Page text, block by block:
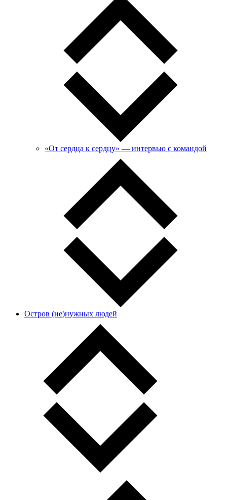
«От сердца к сердцу» — интервью с командой
Остров (не)нужных людей